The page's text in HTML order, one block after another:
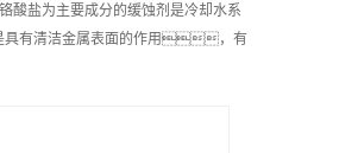
为主要成分的缓蚀剂是冷却水系
具有清洁金属表面的作用，有